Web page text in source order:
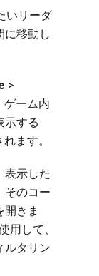
いリーダ
に移動し
>
ゲーム内
示する
ます。
表示した
そのコー
開きま
用して、
ルタリン